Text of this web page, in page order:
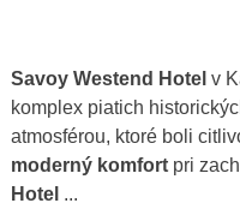
Savoy Westend Hotel v
komplex piatich
atmosférou, ktoré boli
moderný komfort pri
Hotel ...